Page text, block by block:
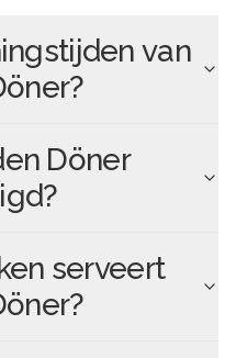
van
?
Döner
serveert
?